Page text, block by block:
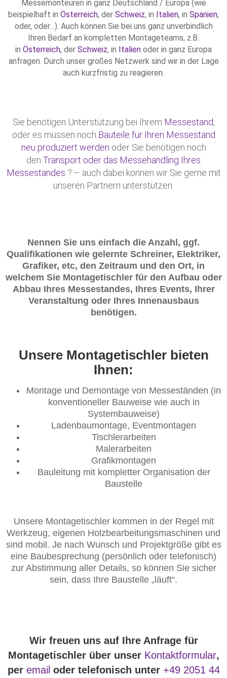
Messemonteuren in ganz Deutschland / Europa (wie
beispielhaft in Österreich, der Schweiz, in Italien, in Spanien,
oder, oder…). Auch können Sie bei uns ganz unverbindlich
Ihren Bedarf an kompletten Montageteams, z.B.
in Österreich, der Schweiz, in Italien oder in ganz Europa
anfragen. Durch unser großes Netzwerk sind wir in der Lage
auch kurzfristig zu reagieren.
Sie benötigen Unterstützung bei Ihrem Messestand,
oder es müssen noch Bauteile für Ihren Messestand
neu produziert werden oder Sie benötigen noch
den Transport oder das Messehandling Ihres
Messestandes ? – auch dabei können wir Sie gerne mit
unseren Partnern unterstützen.
Nennen Sie uns einfach die Anzahl, ggf.
Qualifikationen wie gelernte Schreiner, Elektriker,
Grafiker, etc, den Zeitraum und den Ort, in
welchem Sie Montagetischler für den Aufbau oder
Abbau Ihres Messestandes, Ihres Events, Ihrer
Veranstaltung oder Ihres Innenausbaus
benötigen.
Unsere Montagetischler bieten
Ihnen:
Montage und Demontage von Messeständen (in
konventioneller Bauweise wie auch in
Systembauweise)
Ladenbaumontage, Eventmontagen
Tischlerarbeiten
Malerarbeiten
Grafikmontagen
Bauleitung mit kompletter Organisation der
Baustelle
Unsere Montagetischler kommen in der Regel mit
Werkzeug, eigenen Holzbearbeitungsmaschinen und
sind mobil. Je nach Wunsch und Projektgröße gibt es
eine Baubesprechung (persönlich oder telefonisch)
zur Abstimmung aller Details, so können Sie sicher
sein, dass Ihre Baustelle „läuft“.
Wir freuen uns auf Ihre Anfrage für
Montagetischler über unser Kontaktformular,
per emailoder telefonisch unter +49 2051 44